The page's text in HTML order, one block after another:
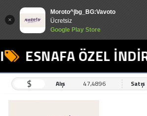
Moroto^|bg_BG:Vavoto
Ücretsiz
Google Play Store
ESNAFA ÖZEL
$ Alış 47,4896 Satış